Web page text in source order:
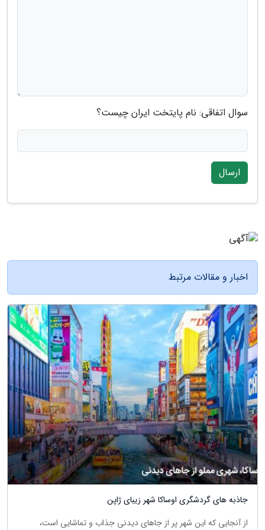
سوال اتفاقی: نام پایتخت ایران چیست؟
ارسال
اخبار و مقالات مرتبط
جاذبه های گردشگری اوساکا شهر زیبای ژاپن
از آنجایی که این شهر پر از جاهای دیدنی جذاب و تماشایی است،